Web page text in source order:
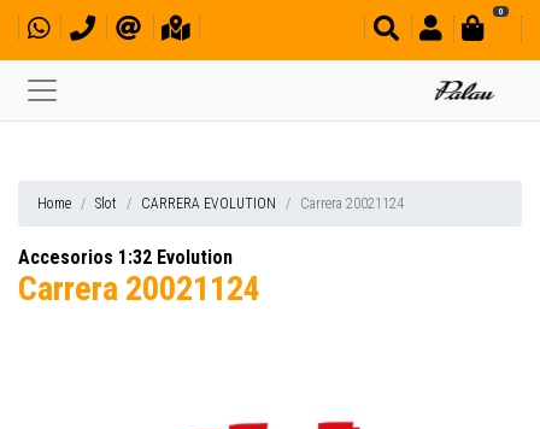
0
Home Slot CARRERA EVOLUTION Carrera 20021124
Accesorios 1:32 Evolution
Carrera 20021124